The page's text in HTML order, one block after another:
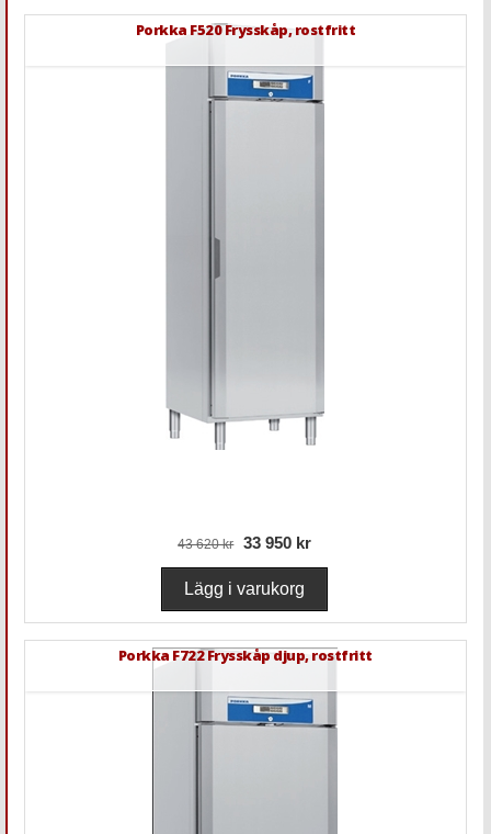
Porkka F520 Frysskåp, rostfritt
43 620 kr 33 950 kr
Porkka F722 Frysskåp djup, rostfritt